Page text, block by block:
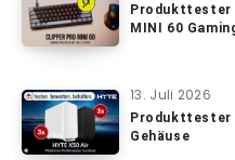
Produkttester
MINI 60
13. Juli 2026
Produkttester
Gehäuse